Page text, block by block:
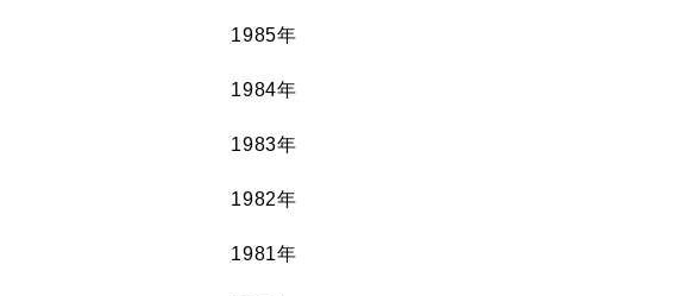
1985年
1984年
1983年
1982年
1981年